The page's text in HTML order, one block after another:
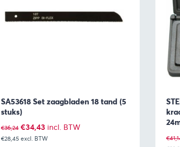
SA53618 Set zaagbladen 18 tand (5
stuks)
€36,24 Oorspronkelijke
prijs
€34,43Huidige
prijs
incl. BTW
€28,45 excl. BTW €